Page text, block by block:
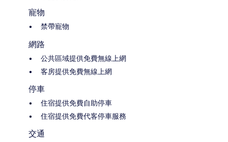
寵物
禁帶寵物
網路
公共區域提供免費無線上網
客房提供免費無線上網
停車
住宿提供免費自助停車
住宿提供免費代客停車服務
交通